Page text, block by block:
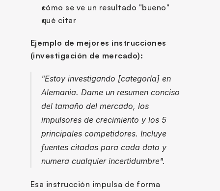
cómo se ve un resultado "bueno"
qué citar
Ejemplo de mejores instrucciones
(investigación de mercado):
"Estoy investigando [categoría] en
Alemania. Dame un resumen conciso
del tamaño del mercado, los
impulsores de crecimiento y los 5
principales competidores. Incluye
fuentes citadas para cada dato y
numera cualquier incertidumbre".
Esa instrucción impulsa de forma